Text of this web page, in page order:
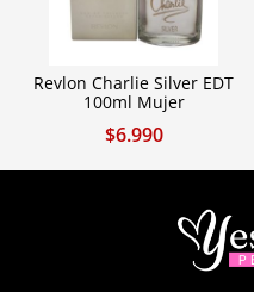
Revlon Charlie Silver EDT
100ml Mujer
$6.990